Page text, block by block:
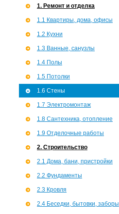
1. Ремонт и отделка
1.1 Квартиры, дома, офисы
1.2 Кухни
1.3 Ванные, санузлы
1.4 Полы
1.5 Потолки
1.6 Стены
1.7 Э­лектромонтаж
1.8 Сантехника, отопление
1.9 Отделочные работы
2. Строительство
2.1 Дома, бани, пристройки
2.2 Фундаменты
2.3 Кровля
2.4 Беседки, бытовки, заборы